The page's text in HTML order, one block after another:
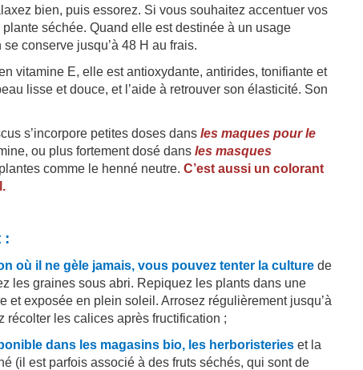
bien, puis essorez. Si vous souhaitez accentuer vos
séchée. Quand elle est destinée à un usage
conserve jusqu’à 48 H au frais.
vitamine E, elle est antioxydante, antirides, tonifiante et
lisse et douce, et l’aide à retrouver son élasticité. Son
s’incorpore petites doses dans les maques pour le
ou plus fortement dosé dans les masques
comme le henné neutre. C’est aussi un colorant
:
où il ne gèle jamais, vous pouvez tenter la culture de
les graines sous abri. Repiquez les plants dans une
et exposée en plein soleil. Arrosez régulièrement jusqu’à
récolter les calices après fructification ;
dans les magasins bio, les herboristeries et la
(il est parfois associé à des fruts séchés, qui sont de